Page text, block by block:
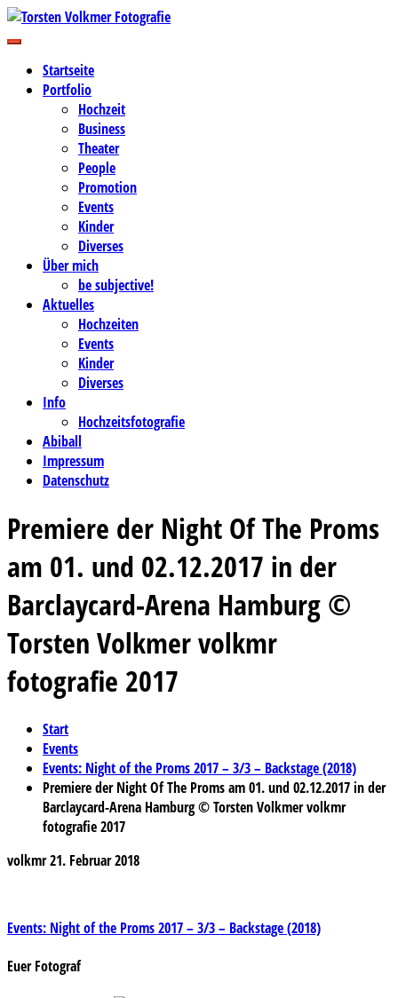
Zum
Inhalt
Torsten Volkmer Fotografie
Business-, Portrait- und Hochzeitsfotografie
Startseite
Portfolio
Hochzeit
Business
Theater
People
Promotion
Events
Kinder
Diverses
Über mich
be subjective!
Aktuelles
Hochzeiten
Events
Kinder
Diverses
Info
Hochzeitsfotografie
Abiball
Impressum
Datenschutz
Premiere der Night Of The Proms
am 01. und 02.12.2017 in der
Barclaycard-Arena Hamburg ©
Torsten Volkmer volkmr
fotografie 2017
Start
Events
Events: Night of the Proms 2017 – 3/3 – Backstage (2018)
Premiere der Night Of The Proms am 01. und 02.12.2017 in der
Barclaycard-Arena Hamburg © Torsten Volkmer volkmr
fotografie 2017
volkmr21. Februar 2018
Beitragsnavigation
Events: Night of the Proms 2017 – 3/3 – Backstage (2018)
Euer Fotograf